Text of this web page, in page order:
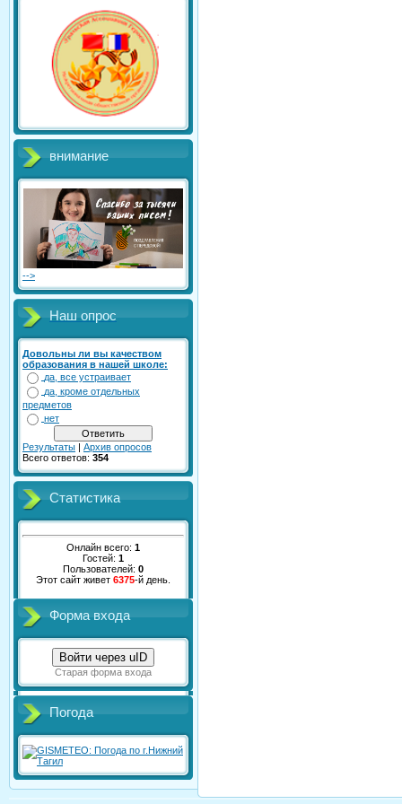
внимание
-->
Наш опрос
Довольны ли вы качеством
образования в нашей школе:
да, все устраивает
да, кроме отдельных
предметов
нет
Результаты | Архив опросов
Всего ответов: 354
Статистика
Онлайн всего: 1
Гостей: 1
Пользователей: 0
Этот сайт живет 6375-й день.
Форма входа
Войти через uID
Старая форма входа
Погода